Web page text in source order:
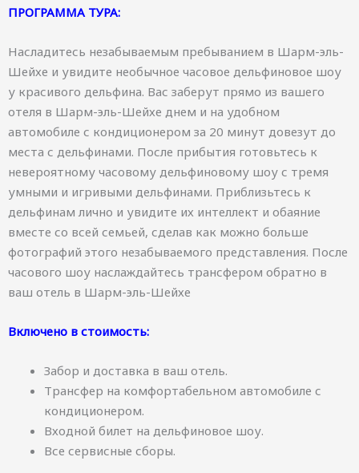
ПРОГРАММА ТУРА:
Насладитесь незабываемым пребыванием в Шарм-эль-
Шейхе и увидите необычное часовое дельфиновое шоу
у красивого дельфина. Вас заберут прямо из вашего
отеля в Шарм-эль-Шейхе днем и на удобном
автомобиле с кондиционером за 20 минут довезут до
места с дельфинами. После прибытия готовьтесь к
невероятному часовому дельфиновому шоу с тремя
умными и игривыми дельфинами. Приблизьтесь к
дельфинам лично и увидите их интеллект и обаяние
вместе со всей семьей, сделав как можно больше
фотографий этого незабываемого представления. После
часового шоу наслаждайтесь трансфером обратно в
ваш отель в Шарм-эль-Шейхе
Включено в стоимость:
Забор и доставка в ваш отель.
Трансфер на комфортабельном автомобиле с
кондиционером.
Входной билет на дельфиновое шоу.
Все сервисные сборы.